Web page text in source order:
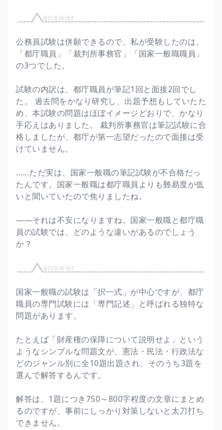
公務員試験は併願できるので、私が受験したのは、
「都庁職員」「裁判所事務官」「国家一般職職員」
の3つでした。
試験の内訳は、都庁職員が筆記1回と面接2回でし
た。 過去問をかなり研究し、出題予想もしていたた
め、本試験の問題はほぼイメージどおりで、かなり
手応えはありました。 裁判所事務官は筆記試験に合
格しましたが、都庁が第一志望だったので面接は受
けていません。
......ただ実は、国家一般職の筆記試験が不合格だっ
たんです。国家一般職は都庁職員よりも難易度が低
いと聞いていたので焦りましたね。
――それは不安になりますね。国家一般職と都庁職
員の試験では、どのような違いがあるのでしょう
か？
国家一般職の試験は「択一式」が中心ですが、都庁
職員の専門試験には「専門記述」と呼ばれる独特な
問題があります。
たとえば「財産権の保障について説明せよ」という
ようなシンプルな問題文が、憲法・民法・行政法な
どのジャンル別に全10題出題され、そのうち3題を
選んで解答するんです。
解答は、1題につき750～800字程度の文章にまとめ
るのですが、事前にしっかり対策しないと太刀打ち
できません。